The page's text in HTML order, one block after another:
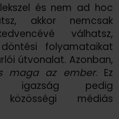
és nem ad hoc
akkor nemcsak
válhatsz,
folyamataikat
útvonalat. Azonban,
maga az ember. Ez
igazság pedig
médiás